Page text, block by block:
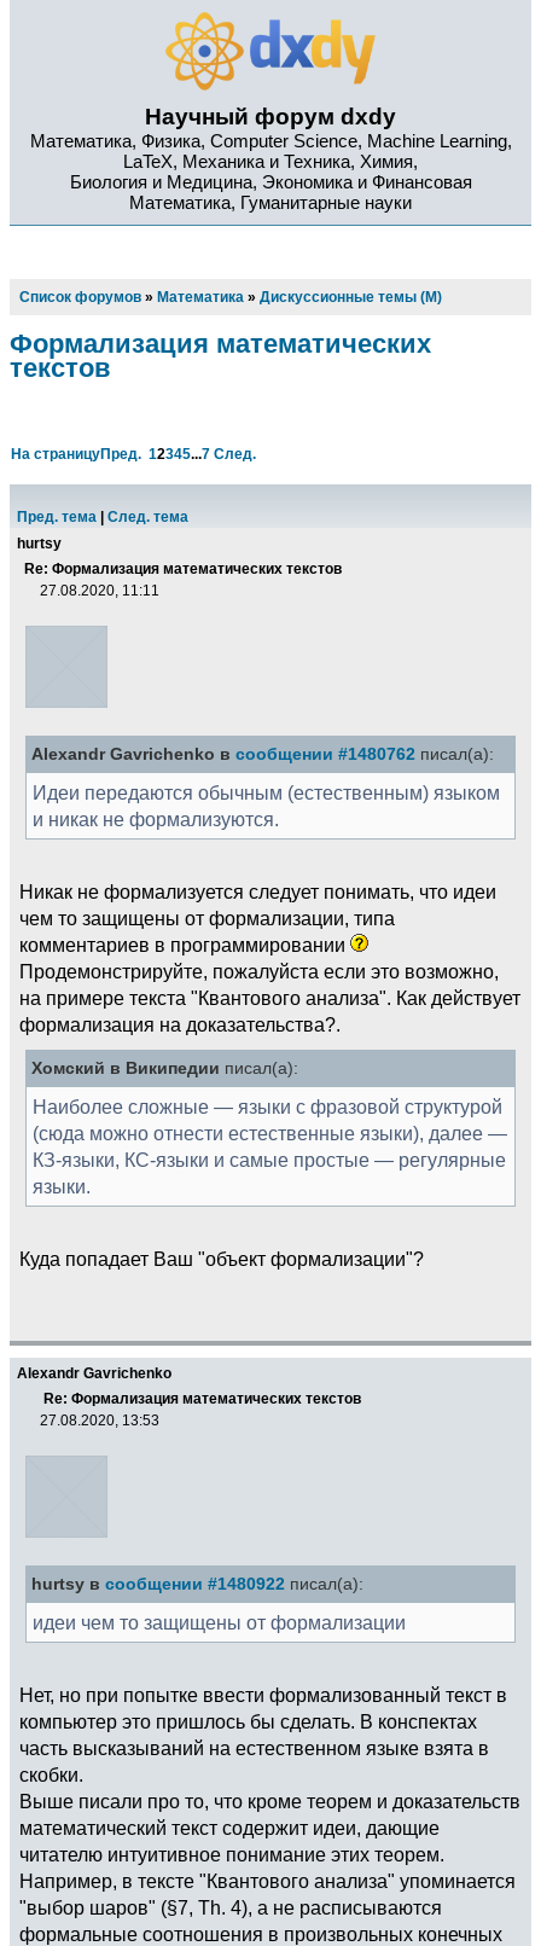
Научный форум dxdy
Математика, Физика, Computer Science, Machine Learning,
LaTeX, Механика и Техника, Химия,
Биология и Медицина, Экономика и Финансовая
Математика, Гуманитарные науки
Список форумов » Математика » Дискуссионные темы (М)
Формализация математических
текстов
На страницуПред. 12345...7 След.
Пред. тема
След. тема
hurtsy
Re: Формализация математических текстов
27.08.2020, 11:11
Alexandr Gavrichenko в сообщении #1480762 писал(а):
Идеи передаются обычным (естественным) языком
и никак не формализуются.
Никак не формализуется следует понимать, что идеи
чем то защищены от формализации, типа
комментариев в программировании
Продемонстрируйте, пожалуйста если это возможно,
на примере текста "Квантового анализа". Как действует
формализация на доказательства?.
Хомский в Википедии писал(а):
Наиболее сложные — языки с фразовой структурой
(сюда можно отнести естественные языки), далее —
КЗ-языки, КС-языки и самые простые — регулярные
языки.
Куда попадает Ваш "объект формализации"?
Alexandr Gavrichenko
Re: Формализация математических текстов
27.08.2020, 13:53
hurtsy в сообщении #1480922 писал(а):
идеи чем то защищены от формализации
Нет, но при попытке ввести формализованный текст в
компьютер это пришлось бы сделать. В конспектах
часть высказываний на естественном языке взята в
скобки.
Выше писали про то, что кроме теорем и доказательств
математический текст содержит идеи, дающие
читателю интуитивное понимание этих теорем.
Например, в тексте "Квантового анализа" упоминается
"выбор шаров" (§7, Th. 4), а не расписываются
формальные соотношения в произвольных конечных